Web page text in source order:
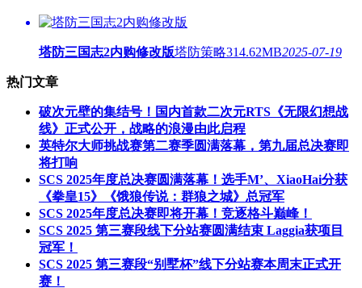
塔防三国志2内购修改版塔防策略314.62MB2025-07-19
热门文章
破次元壁的集结号！国内首款二次元RTS《无限幻想战
线》正式公开，战略的浪漫由此启程
英特尔大师挑战赛第二赛季圆满落幕，第九届总决赛即
将打响
SCS 2025年度总决赛圆满落幕！选手M’、XiaoHai分获
《拳皇15》《饿狼传说：群狼之城》总冠军
SCS 2025年度总决赛即将开幕！竞逐格斗巅峰！
SCS 2025 第三赛段线下分站赛圆满结束 Laggia获项目
冠军！
SCS 2025 第三赛段“别墅杯”线下分站赛本周末正式开
赛！